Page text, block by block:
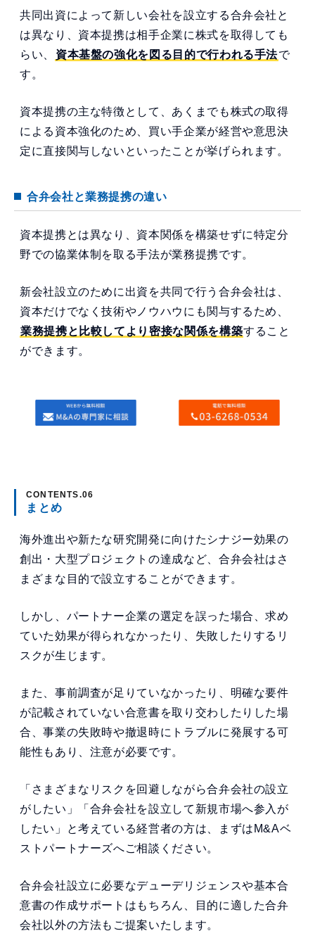
共同出資によって新しい会社を設立する合弁会社と
は異なり、資本提携は相手企業に株式を取得しても
らい、
資本基盤の強化を図る目的で行われる手法で
す。
資本提携の主な特徴として、あくまでも株式の取得
による資本強化のため、買い手企業が経営や意思決
定に直接関与しないといったことが挙げられます。
合弁会社と業務提携の違い
資本提携とは異なり、資本関係を構築せずに特定分
野での協業体制を取る手法が業務提携です。
新会社設立のために出資を共同で行う合弁会社は、
資本だけでなく技術やノウハウにも関与するため、
業務提携と比較してより密接な関係を構築すること
ができます。
まとめ
海外進出や新たな研究開発に向けたシナジー効果の
創出・大型プロジェクトの達成など、合弁会社はさ
まざまな目的で設立することができます。
しかし、パートナー企業の選定を誤った場合、求め
ていた効果が得られなかったり、失敗したりするリ
スクが生じます。
また、事前調査が足りていなかったり、明確な要件
が記載されていない合意書を取り交わしたりした場
合、事業の失敗時や撤退時にトラブルに発展する可
能性もあり、注意が必要です。
「さまざまなリスクを回避しながら合弁会社の設立
がしたい」「合弁会社を設立して新規市場へ参入が
したい」と考えている経営者の方は、まずはM&Aベ
ストパートナーズへご相談ください。
合弁会社設立に必要なデューデリジェンスや基本合
意書の作成サポートはもちろん、目的に適した合弁
会社以外の方法もご提案いたします。